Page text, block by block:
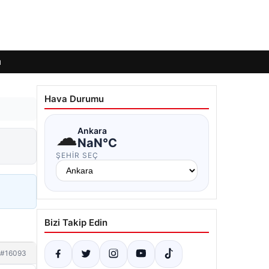
#16093
Hava Durumu
☁Ankara
NaN°C
ŞEHIR SEÇ
Bizi Takip Edin